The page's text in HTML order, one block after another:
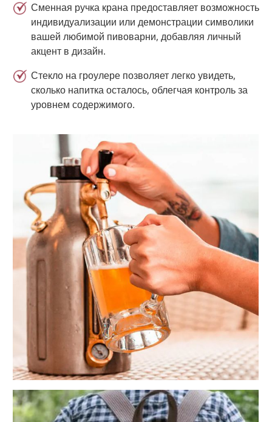
Сменная ручка крана предоставляет возможность
индивидуализации или демонстрации символики
вашей любимой пивоварни, добавляя личный
акцент в дизайн.
Стекло на гроулере позволяет легко увидеть,
сколько напитка осталось, облегчая контроль за
уровнем содержимого.